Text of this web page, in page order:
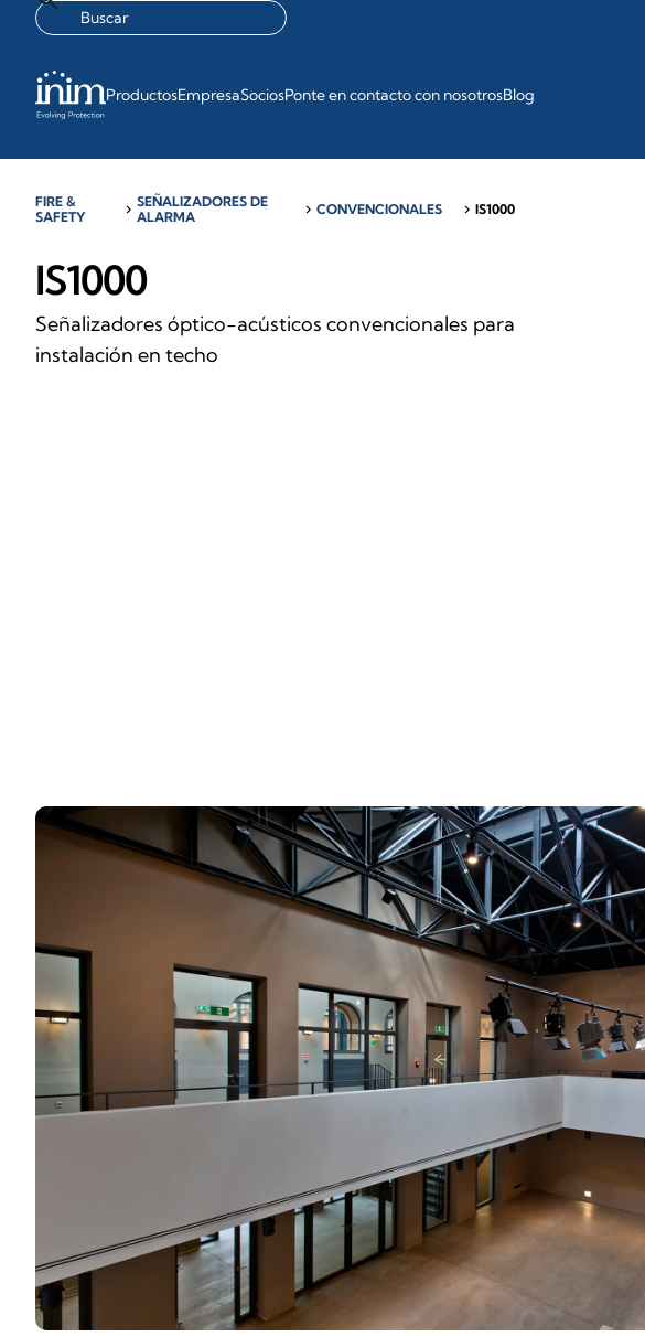
ProductosEmpresaSociosPonte en contacto con nosotrosBlog
FIRE &
SAFETY
chevron_rightSEÑALIZADORES DE
ALARMA
chevron_rightCONVENCIONALES chevron_rightIS1000
IS1000
Señalizadores óptico-acústicos convencionales para
instalación en techo